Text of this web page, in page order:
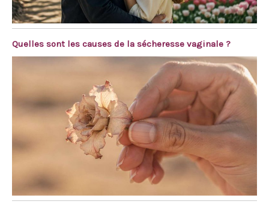
Quelles sont les causes de la sécheresse vaginale ?